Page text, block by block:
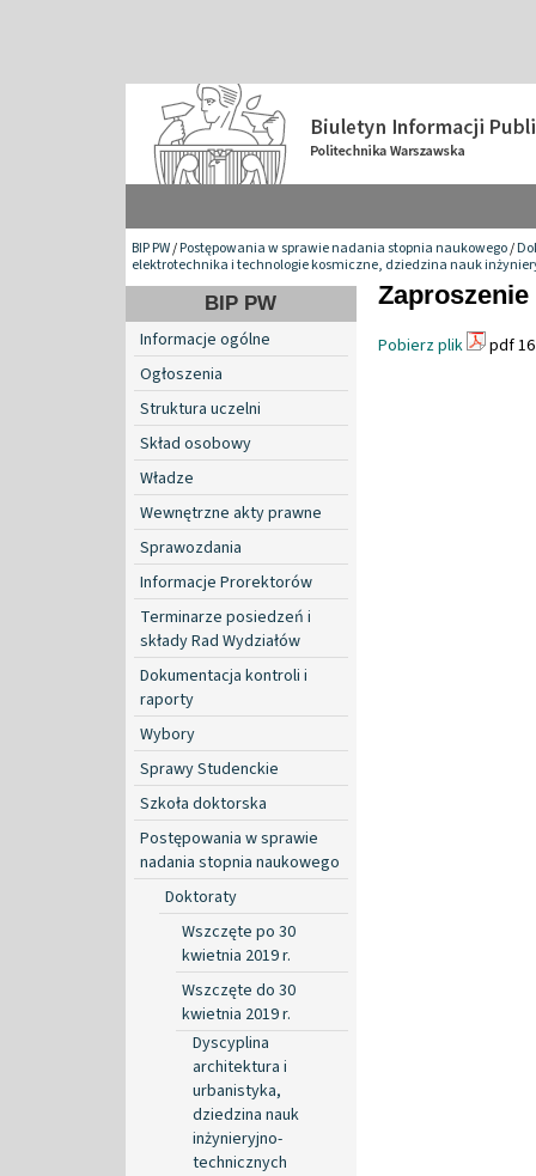
BIP PW/Postępowania w sprawie nadania stopnia naukowego/
elektrotechnika i technologie kosmiczne, dziedzina nauk
BIP PW
Informacje ogólne
Ogłoszenia
Struktura uczelni
Skład osobowy
Władze
Wewnętrzne akty prawne
Sprawozdania
Informacje Prorektorów
Terminarze posiedzeń i
składy Rad Wydziałów
Dokumentacja kontroli i
raporty
Wybory
Sprawy Studenckie
Szkoła doktorska
Postępowania w sprawie
nadania stopnia naukowego
Doktoraty
Wszczęte po 30
kwietnia 2019 r.
Wszczęte do 30
kwietnia 2019 r.
Dyscyplina
architektura i
urbanistyka,
dziedzina nauk
inżynieryjno-
technicznych
Zaproszenie
Pobierz plik pdf